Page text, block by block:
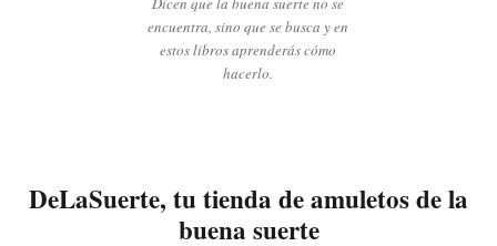
encuentra, sino que se busca y en
estos libros aprenderás cómo
hacerlo.
DeLaSuerte, tu tienda de amuletos de la
buena suerte